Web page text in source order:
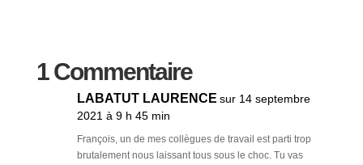
1 Commentaire
LABATUT LAURENCE sur 14 septembre
2021 à 9 h 45 min
François, un de mes collègues de travail est parti trop
brutalement nous laissant tous sous le choc. Tu vas